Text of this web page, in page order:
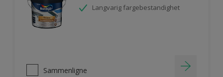
Langvarig fargebestandighet
Sammenligne